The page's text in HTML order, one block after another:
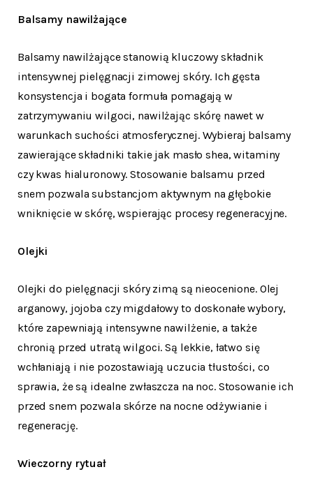
Balsamy nawilżające
Balsamy nawilżające stanowią kluczowy składnik
intensywnej pielęgnacji zimowej skóry. Ich gęsta
konsystencja i bogata formuła pomagają w
zatrzymywaniu wilgoci, nawilżając skórę nawet w
warunkach suchości atmosferycznej. Wybieraj balsamy
zawierające składniki takie jak masło shea, witaminy
czy kwas hialuronowy. Stosowanie balsamu przed
snem pozwala substancjom aktywnym na głębokie
wniknięcie w skórę, wspierając procesy regeneracyjne.
Olejki
Olejki do pielęgnacji skóry zimą są nieocenione. Olej
arganowy, jojoba czy migdałowy to doskonałe wybory,
które zapewniają intensywne nawilżenie, a także
chronią przed utratą wilgoci. Są lekkie, łatwo się
wchłaniają i nie pozostawiają uczucia tłustości, co
sprawia, że są idealne zwłaszcza na noc. Stosowanie ich
przed snem pozwala skórze na nocne odżywianie i
regenerację.
Wieczorny rytuał